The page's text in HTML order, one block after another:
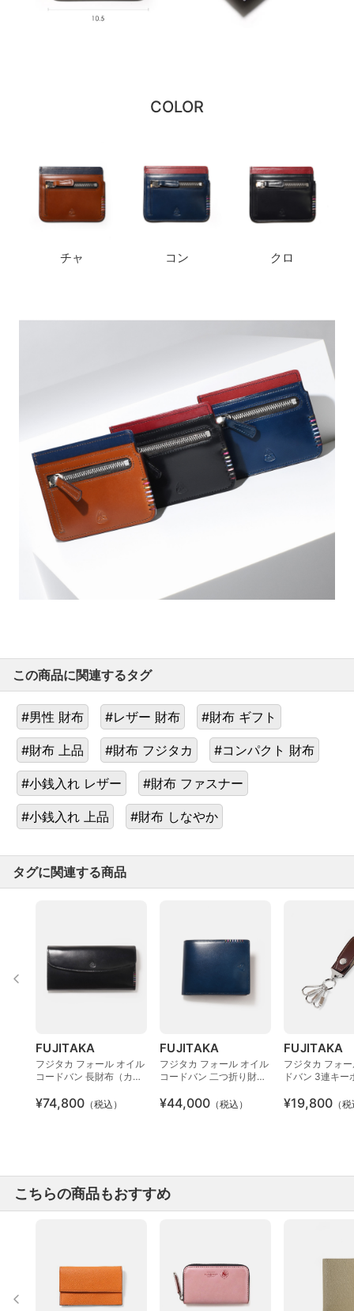
COLOR
チャ コン クロ
この商品に関連するタグ
#男性 財布 #レザー 財布 #財布 ギフト
#財布 上品 #財布 フジタカ #コンパクト 財布
#小銭入れ レザー #財布 ファスナー
#小銭入れ 上品 #財布 しなやか
タグに関連する商品
FUJITAKA
フジタカ フォール オイル
コードバン 長財布（カー
¥74,800 （税込）
FUJITAKA
フジタカ フォール オイル
コードバン 二つ折り財布
¥44,000 （税込）
FUJITAKA
フジタカ フォ
ドバン 3連キー
¥19,800 （
こちらの商品もおすすめ